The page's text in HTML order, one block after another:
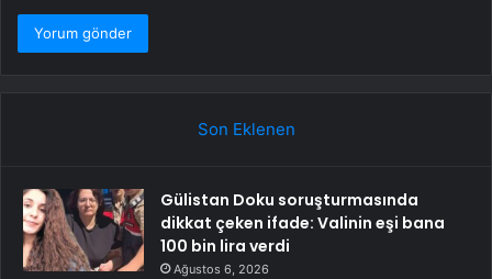
Son Eklenen
Gülistan Doku soruşturmasında
dikkat çeken ifade: Valinin eşi bana
100 bin lira verdi
Ağustos 6, 2026